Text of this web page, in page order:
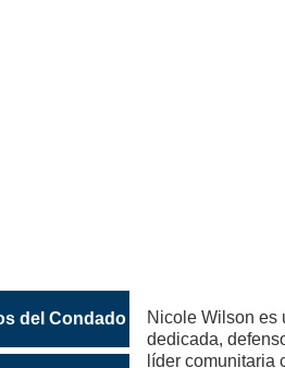
del Condado
Nicole Wilson es
dedicada,
líder comunitaria